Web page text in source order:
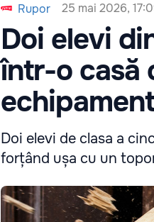
Rupor 25 mai 2026,
Doi elevi
într-o casă
Doi elevi de clasa a
forțând ușa cu un